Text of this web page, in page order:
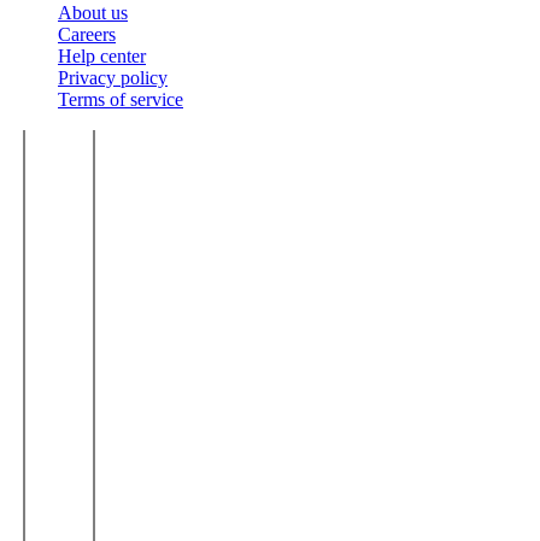
About us
Careers
Help center
Privacy policy
Terms of service